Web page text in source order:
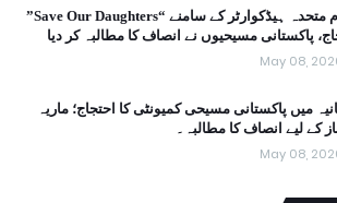
اقوام متحدہ ہیڈکوارٹر کے سامنے “Save Our Daughters”
پاکستانی مسیحیوں نے انصاف کا مطالبہ کر دیا
May 08,
میں پاکستانی مسیحی کمیونٹی کا احتجاج؛ ماریہ
کے لیے انصاف کا مطالبہ۔
May 08,